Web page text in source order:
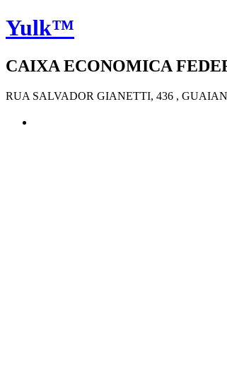
Yulk™
CAIXA ECONOMICA
RUA SALVADOR GIANETTI, 436 ,